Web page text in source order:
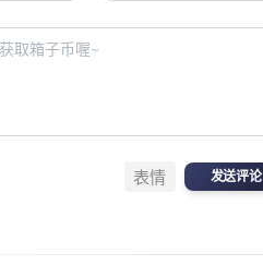
表情 发送评论